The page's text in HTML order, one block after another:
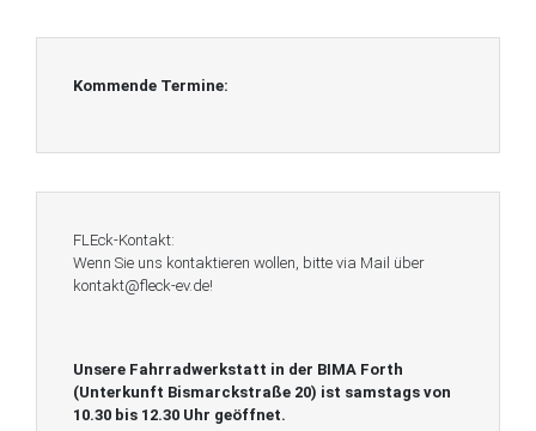
Kommende Termine:
FLEck-Kontakt:
Wenn Sie uns kontaktieren wollen, bitte via Mail über
kontakt@fleck-ev.de!
Unsere Fahrradwerkstatt in der BIMA Forth
(Unterkunft Bismarckstraße 20) ist samstags von
10.30 bis 12.30 Uhr geöffnet.